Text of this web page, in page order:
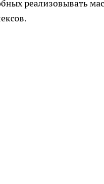
реализовывать